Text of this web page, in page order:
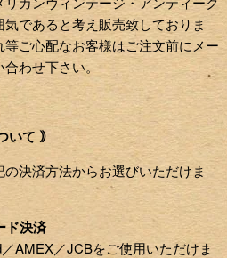
であると考え販売致しておりま
ご心配なお客様はご注文前にメー
わせ下さい。
いて ｠
決済方法からお選びいただけま
ド決済
AMEX／JCBをご使用いただけま